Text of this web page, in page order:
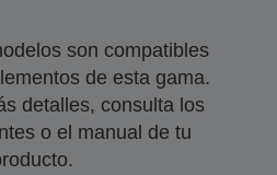
son compatibles
de esta gama.
detalles, consulta los
o el manual de tu